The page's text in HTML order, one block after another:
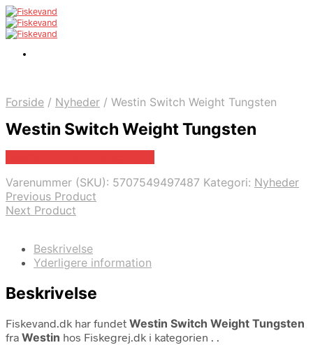
Forside / Nyheder / Westin Switch Weight Tungsten
Westin Switch Weight Tungsten
Varenummer (SKU): 5707549497487 Kategori: Nyheder
Previous Product
Next Product
Beskrivelse
Yderligere information
Beskrivelse
Fiskevand.dk har fundet Westin Switch Weight Tungsten
fra Westin hos Fiskegrej.dk i kategorien . .